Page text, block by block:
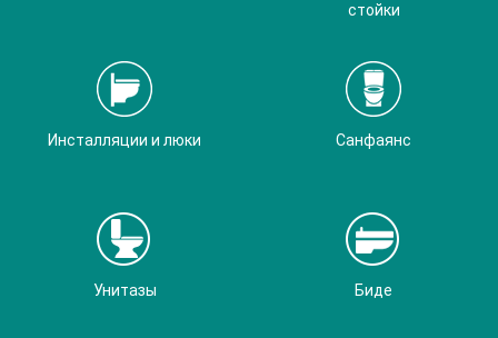
стойки
Инсталляции и люки Санфаянс
Унитазы Биде